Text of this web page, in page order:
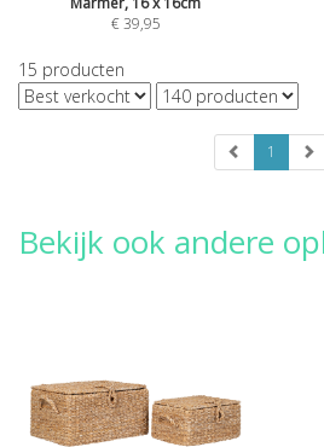
€39,95
15 producten
1
Bekijk ook andere